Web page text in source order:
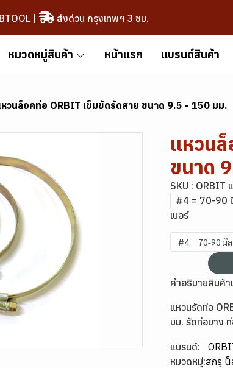
| ส่งด่วน กรุงเทพฯ 3 ชม.
หมวดหมู่สินค้า หน้าแรก แบรนด์สินค้า
วนล็อคท่อ ORBIT เข็มขัดรัดสาย ขนาด 9.5 - 150 มม.
แหวนล็
ขนาด
SKU : ORBIT
#4 = 70-90
เบอร์
#4 = 70-90 มิล
คำอธิบายสินค้
แหวนรัดท่อ
มม. รัดท่อยาง
แบรนด์:
หมวดหมู่:สกรู